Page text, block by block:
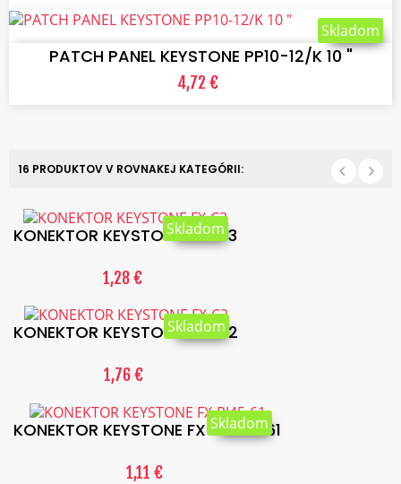
VLOŽIŤ DO KOŠÍKA
PATCH PANEL KEYSTONE PP10-12/K 10 "
4,72 €
Skladom
16 PRODUKTOV V ROVNAKEJ KATEGÓRII:
KONEKTOR KEYSTONE FX-C3
1,28 €
Skladom
KONEKTOR KEYSTONE FX-C2
1,76 €
Skladom
KONEKTOR KEYSTONE FX-RJ45-61
1,11 €
Skladom